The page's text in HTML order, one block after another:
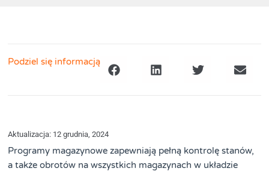
Podziel się informacją
Aktualizacja: 12 grudnia, 2024
Programy magazynowe zapewniają pełną kontrolę stanów,
a także obrotów na wszystkich magazynach w układzie